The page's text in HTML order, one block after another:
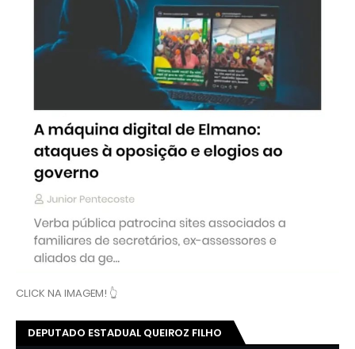
CLICK NA IMAGEM! 👆
DEPUTADO ESTADUAL QUEIROZ FILHO